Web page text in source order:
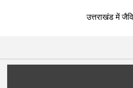
उत्तराखंड में